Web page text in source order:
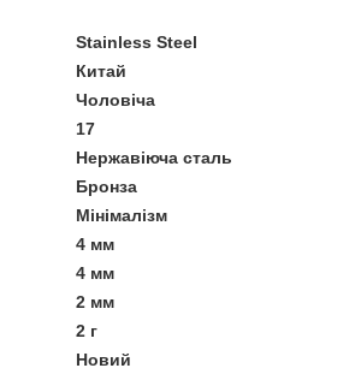
Stainless Steel
Китай
Чоловіча
17
Нержавіюча сталь
Бронза
Мінімалізм
4 мм
4 мм
2 мм
2 г
Новий